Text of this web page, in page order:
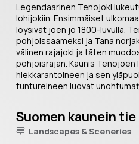
Legendaarinen Tenojoki
lohijokiin. Ensimmäiset
löysivät joen jo 1800-luvulla.
pohjoissaameksi ja Tana
välinen rajajoki ja täten
pohjoisrajan. Kaunis Tenojoen
hiekkarantoineen ja sen
tuntureineen luovat
Suomen kaunein tie
Landscapes & Sceneries